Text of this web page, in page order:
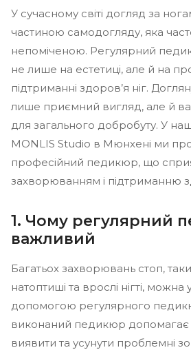
У сучасному світі догляд за
частиною самодогляду, яка
непоміченою. Регулярний
не лише на естетиці, але й на
підтриманні здоров’я ніг.
лише приємний вигляд, але й
для загального добробуту. У
MONLIS Studio в Мюнхені ми
професійний педикюр, що
захворюванням і підтриманню
1. Чому регулярний
важливий
Багатьох захворювань стоп,
натоптиші та врослі нігті, можна
допомогою регулярного
виконаний педикюр допомагає
виявити та усунути проблемні